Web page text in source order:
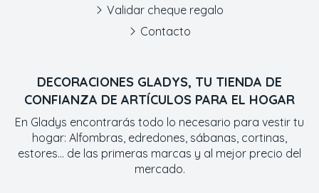
DECORACIONES GLADYS, TU TIENDA DE
CONFIANZA DE ARTÍCULOS PARA EL HOGAR
En Gladys encontrarás todo lo necesario para vestir tu
hogar: Alfombras, edredones, sábanas, cortinas,
estores... de las primeras marcas y al mejor precio del
mercado.
Validar cheque regalo
Contacto